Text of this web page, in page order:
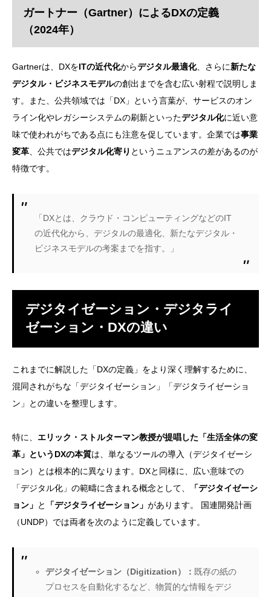
ガートナー（Gartner）によるDXの定義
（2024年）
Gartnerは、DXをITの近代化からデジタル最適化、さらに新たな
デジタル・ビジネスモデルの創出までを含む広い射程で説明しま
す。また、公共領域では「DX」という言葉が、サービスのオン
ライン化やレガシーシステムの刷新といったデジタル化に近い意
味で使われがちである点にも注意を促しています。企業では事業
変革 、公共ではデジタル化寄り というニュアンスの差があるのが
特徴です。
「DXとは、クラウド・コンピューティングなどのIT
の近代化から、デジタルの最適化、新たなデジタル・
ビジネスモデルの考案までを指す。」
デジタイゼーション・デジタライ
ゼーション・DXの違い
これまでに解説した「DXの定義」をより深く理解するために、
混同されがちな「デジタイゼーション」「デジタライゼーショ
ン」との違いを整理します。
特に、 エリック・ストルターマン教授が提唱した「生活全体の変
革」というDXの本質は、単なるツールの導入（デジタイゼーシ
ョン）とは根本的に異なります。DXと同様に、広い意味での
「デジタル化」の範疇に含まれる概念として、
「デジタイゼーシ
ョン」 と 「デジタライゼーション」 があります。 国連開発計画
（UNDP）では両者を次のように定義しています。
デジタイゼーション（Digitization）： 既存の紙の
プロセスを自動化するなど、物質的な情報をデジ